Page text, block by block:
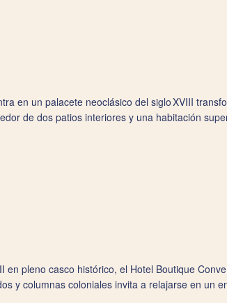
en un palacete neoclásico del siglo XVIII
de dos patios interiores y una habitación
en pleno casco histórico, el Hotel Boutique
y columnas coloniales invita a relajarse en un